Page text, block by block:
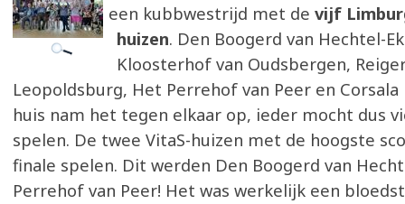
een kubbwestrijd met de vijf
huizen. Den Boogerd van Hechtel-
Kloosterhof van Oudsbergen,
Leopoldsburg, Het Perrehof van Peer en Corsala
huis nam het tegen elkaar op, ieder mocht dus
spelen. De twee VitaS-huizen met de hoogste
finale spelen. Dit werden Den Boogerd van
Perrehof van Peer! Het was werkelijk een